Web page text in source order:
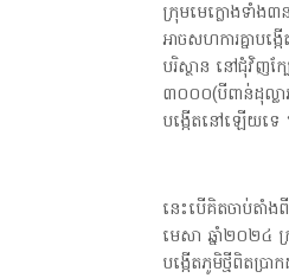
ក្រុមមេក្លោងទាំង
អាចសហការគ្នាបង្
បរិស្ថាន នៅជុំវិញ
៣០០០(បីពាន់ដុល្លា
បង្កើតនៅឡើយទេ
នេះបើគិតចាប់តាំង
មេសា ឆ្នាំ២០២៤ ក្
បង្កើតភូមិថ្មីពិតប្